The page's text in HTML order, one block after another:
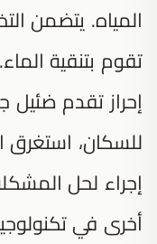
المياه. يتضمن
تقوم بتنقية
إحراز تقدم ضئيل
إجراء لحل
أخرى في